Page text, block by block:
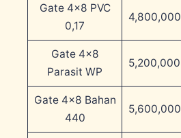
Gate 4×8 PVC
0,17
4,800,000
Gate 4×8
Parasit WP
5,200,000
Gate 4×8 Bahan
440
5,600,000